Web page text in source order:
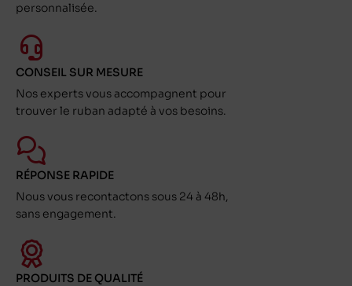
personnalisée.
CONSEIL SUR MESURE
Nos experts vous accompagnent pour
trouver le ruban adapté à vos besoins.
RÉPONSE RAPIDE
Nous vous recontactons sous 24 à 48h,
sans engagement.
PRODUITS DE QUALITÉ